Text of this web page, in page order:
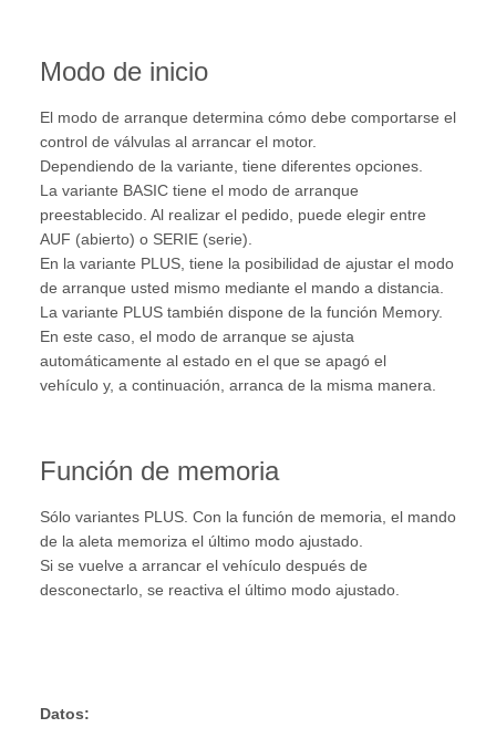
Modo de inicio
El modo de arranque determina cómo debe comportarse el
control de válvulas al arrancar el motor.
Dependiendo de la variante, tiene diferentes opciones.
La variante BASIC tiene el modo de arranque
preestablecido. Al realizar el pedido, puede elegir entre
AUF (abierto) o SERIE (serie).
En la variante PLUS, tiene la posibilidad de ajustar el modo
de arranque usted mismo mediante el mando a distancia.
La variante PLUS también dispone de la función Memory.
En este caso, el modo de arranque se ajusta
automáticamente al estado en el que se apagó el
vehículo y, a continuación, arranca de la misma manera.
Función de memoria
Sólo variantes PLUS. Con la función de memoria, el mando
de la aleta memoriza el último modo ajustado.
Si se vuelve a arrancar el vehículo después de
desconectarlo, se reactiva el último modo ajustado.
Datos: